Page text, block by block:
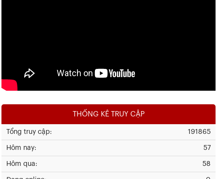
THỐNG KÊ TRUY CẬP
191865
Tổng truy cập:
57
Hôm nay:
58
Hôm qua: